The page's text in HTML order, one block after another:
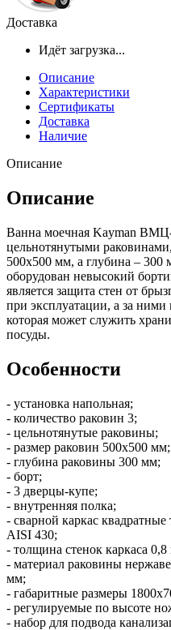
Доставка
Идёт загрузка...
Описание
Характеристики
Сертификаты
Доставка
Наличие
Описание
Описание
Ванна моечная Kayman
цельнотянутыми
500х500 мм, а глубина –
оборудован невысокий
является защита стен от
при эксплуатации, а за ними
которая может служить
посуды.
Особенности
- установка напольная;
- количество раковин 3;
- цельнотянутые раковины;
- размер раковин 500х500 мм;
- глубина раковины 300 мм;
- борт;
- 3 дверцы-купе;
- внутренняя полка;
- сварной каркас
AISI 430;
- толщина стенок каркаса
- материал раковины
мм;
- габаритные размеры
- регулируемые по высоте
- набор для подвода